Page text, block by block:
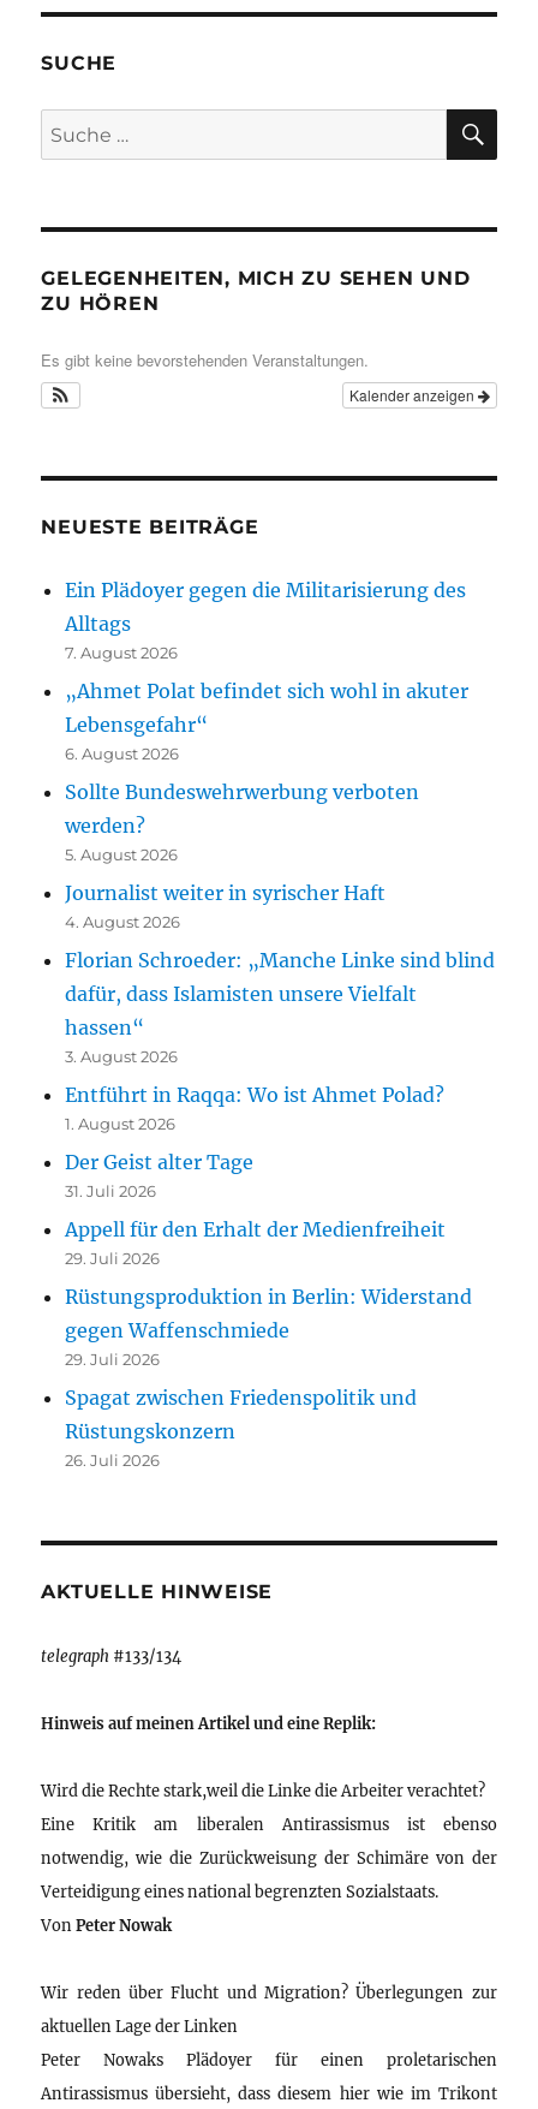
SUCHE
Suche
nach:
GELEGENHEITEN, MICH ZU SEHEN UND
ZU HÖREN
Es gibt keine bevorstehenden Veranstaltungen.
Kalender anzeigen
NEUESTE BEITRÄGE
Ein Plädoyer gegen die Militarisierung des
Alltags
7. August 2026
„Ahmet Polat befindet sich wohl in akuter
Lebensgefahr“
6. August 2026
Sollte Bundeswehrwerbung verboten
werden?
5. August 2026
Journalist weiter in syrischer Haft
4. August 2026
Florian Schroeder: „Manche Linke sind blind
dafür, dass Islamisten unsere Vielfalt
hassen“
3. August 2026
Entführt in Raqqa: Wo ist Ahmet Polad?
1. August 2026
Der Geist alter Tage
31. Juli 2026
Appell für den Erhalt der Medienfreiheit
29. Juli 2026
Rüstungsproduktion in Berlin: Widerstand
gegen Waffenschmiede
29. Juli 2026
Spagat zwischen Friedenspolitik und
Rüstungskonzern
26. Juli 2026
AKTUELLE HINWEISE
telegraph #133/134
Hinweis auf meinen Artikel und eine Replik:
Wird die Rechte stark,weil die Linke die Arbeiter verachtet?
Eine Kritik am liberalen Antirassismus ist ebenso
notwendig, wie die Zurückweisung der Schimäre von der
Verteidigung eines national begrenzten Sozialstaats.
VonPeter Nowak
Wir reden über Flucht und Migration? Überlegungen zur
aktuellen Lage der Linken
Peter Nowaks Plädoyer für einen proletarischen
Antirassismus übersieht, dass diesem hier wie im Trikont